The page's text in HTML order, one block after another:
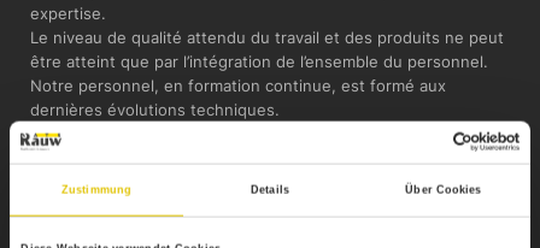
Zustimmung Details Über Cookies
expertise.
Le niveau de qualité attendu du travail et des produits ne peut
être atteint que par l’intégration de l’ensemble du personnel.
Notre personnel, en formation continue, est formé aux
dernières évolutions techniques.
Nous nous investissons afin que nos ressources, nos
personnel ainsi que sa motivation, le respect des dispositions
légales et l’organisation de la communication interne